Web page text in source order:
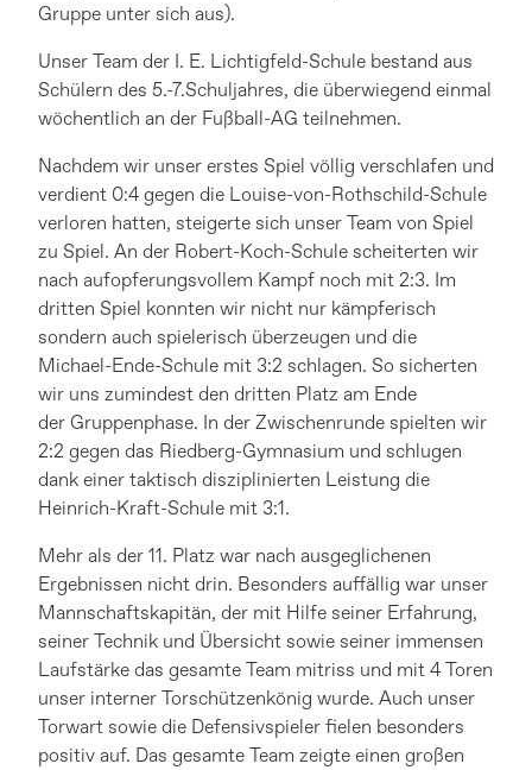
Gruppe unter sich aus).
Unser Team der I. E. Lichtigfeld-Schule bestand aus
Schülern des 5.-7.Schuljahres, die überwiegend einmal
wöchentlich an der Fußball-AG teilnehmen.
Nachdem wir unser erstes Spiel völlig verschlafen und
verdient 0:4 gegen die Louise-von-Rothschild-Schule
verloren hatten, steigerte sich unser Team von Spiel
zu Spiel. An der Robert-Koch-Schule scheiterten wir
nach aufopferungsvollem Kampf noch mit 2:3. Im
dritten Spiel konnten wir nicht nur kämpferisch
sondern auch spielerisch überzeugen und die
Michael-Ende-Schule mit 3:2 schlagen. So sicherten
wir uns zumindest den dritten Platz am Ende
der Gruppenphase. In der Zwischenrunde spielten wir
2:2 gegen das Riedberg-Gymnasium und schlugen
dank einer taktisch disziplinierten Leistung die
Heinrich-Kraft-Schule mit 3:1.
Mehr als der 11. Platz war nach ausgeglichenen
Ergebnissen nicht drin. Besonders auffällig war unser
Mannschaftskapitän, der mit Hilfe seiner Erfahrung,
seiner Technik und Übersicht sowie seiner immensen
Laufstärke das gesamte Team mitriss und mit 4 Toren
unser interner Torschützenkönig wurde. Auch unser
Torwart sowie die Defensivspieler fielen besonders
positiv auf. Das gesamte Team zeigte einen großen